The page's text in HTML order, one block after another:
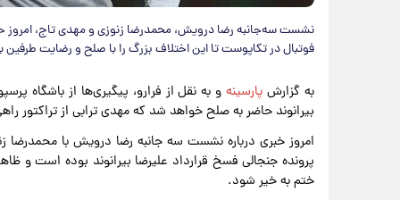
نشست سه‌جانبه رضا درویش، محمدرضا زنوزی و مهدی تاج، امروز
فوتبال در تکاپوست تا این اختلاف بزرگ را با صلح و رضایت طرفین
به گزارش پارسینهو به نقل از فرارو، پیگیری‌ها از باشگاه
بیرانوند حاضر به صلح خواهد شد که مهدی ترابی از تراکتور
امروز خبری درباره نشست سه جانبه رضا درویش با
پرونده جنجالی فسخ قرارداد علیرضا بیرانوند بوده است و
ختم به خیر شود.